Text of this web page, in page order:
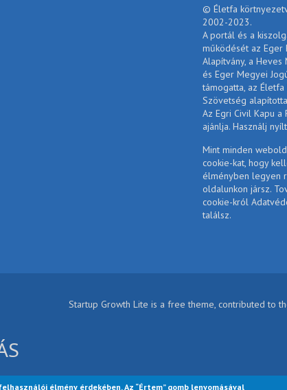
élmény érdekében. Az “Értem” gomb lenyomásával
© Életfa
2002-2023.
A portál és a
működését az Eger
Alapítvány, a
és Eger Megyei
támogatta, az
Szövetség
Az Egri Civil Kapu
ajánlja. Használj
Mint minden
cookie-kat, hogy
élményben legyen
oldalunkon jársz.
cookie-król
találsz.
Startup Growth Lite is a free theme, contributed to